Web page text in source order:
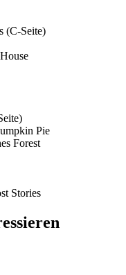
(C-Seite)
Pie
Forest
Stories